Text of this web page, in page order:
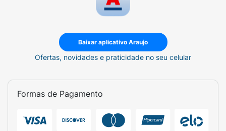
Baixar aplicativo Araujo
Ofertas, novidades e praticidade no seu celular
Formas de Pagamento